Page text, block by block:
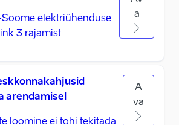
Soome elektriühenduse
3 rajamist
a
arendamisel
loomine ei tohi tekitada
A
va